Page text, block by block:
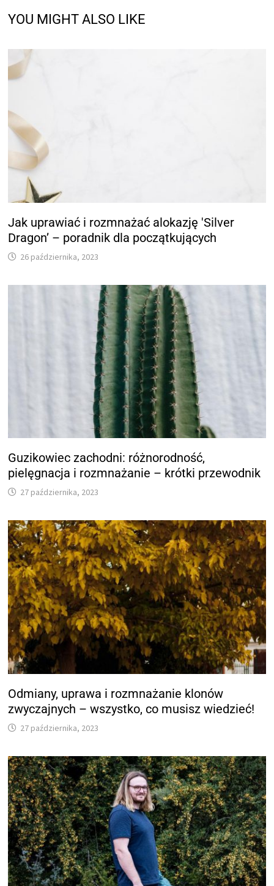
YOU MIGHT ALSO LIKE
Jak uprawiać i rozmnażać alokazję 'Silver
Dragon’ – poradnik dla początkujących
26 października, 2023
Guzikowiec zachodni: różnorodność,
pielęgnacja i rozmnażanie – krótki przewodnik
27 października, 2023
Odmiany, uprawa i rozmnażanie klonów
zwyczajnych – wszystko, co musisz wiedzieć!
27 października, 2023